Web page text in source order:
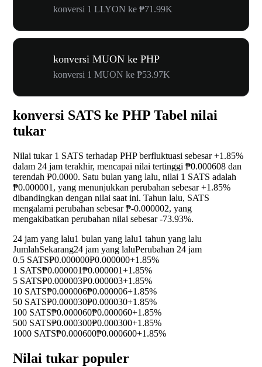
konversi 1 LLYON ke ₱71.99K
konversi MUON ke PHP
konversi 1 MUON ke ₱53.97K
konversi SATS ke PHP Tabel nilai
tukar
Nilai tukar 1 SATS terhadap PHP berfluktuasi sebesar+1.85%
dalam 24 jam terakhir, mencapai nilai tertinggi ₱0.000608 dan
terendah ₱0.0000. Satu bulan yang lalu, nilai 1 SATS adalah
₱0.000001, yang menunjukkan perubahan sebesar+1.85%
dibandingkan dengan nilai saat ini. Tahun lalu, SATS
mengalami perubahan sebesar ₱-0.000002, yang
mengakibatkan perubahan nilai sebesar-73.93%.
24 jam yang lalu1 bulan yang lalu1 tahun yang lalu
JumlahSekarang24 jam yang laluPerubahan 24 jam
0.5 SATS₱0.000000₱0.000000+1.85%
1 SATS₱0.000001₱0.000001+1.85%
5 SATS₱0.000003₱0.000003+1.85%
10 SATS₱0.000006₱0.000006+1.85%
50 SATS₱0.000030₱0.000030+1.85%
100 SATS₱0.000060₱0.000060+1.85%
500 SATS₱0.000300₱0.000300+1.85%
1000 SATS₱0.000600₱0.000600+1.85%
Nilai tukar populer